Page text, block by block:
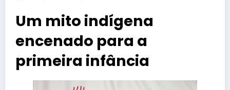
Um mito indígena
encenado para a
primeira infância